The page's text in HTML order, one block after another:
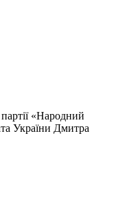
партії «Народний
України Дмитра